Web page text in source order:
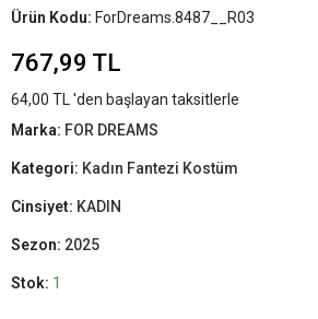
Ürün Kodu: ForDreams.8487__R03
767,99 TL
64,00 TL 'den başlayan taksitlerle
Marka: FOR DREAMS
Kategori: Kadın Fantezi Kostüm
Cinsiyet: KADIN
Sezon: 2025
Stok: 1